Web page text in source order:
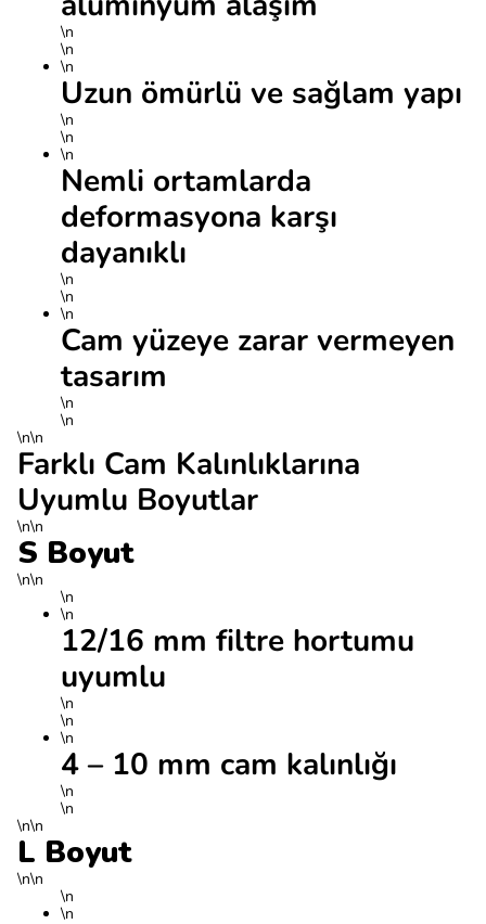
\n
\n
\n
Uzun ömürlü ve sağlam yapı
\n
\n
\n
Nemli ortamlarda
deformasyona karşı
dayanıklı
\n
\n
\n
Cam yüzeye zarar vermeyen
tasarım
\n
\n
\n\n
Farklı Cam Kalınlıklarına
Uyumlu Boyutlar
\n\n
S Boyut
\n\n
\n
\n
12/16 mm filtre hortumu
uyumlu
\n
\n
\n
4 – 10 mm cam kalınlığı
\n
\n
\n\n
L Boyut
\n\n
\n
\n